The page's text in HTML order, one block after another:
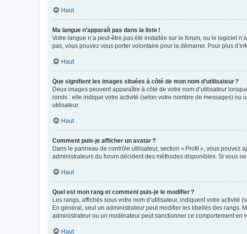
Haut
Ma langue n’apparaît pas dans la liste !
Votre langue n’a peut-être pas été installée sur le forum, ou le logiciel
pas, vous pouvez vous porter volontaire pour la démarrer. Pour plus
Haut
Que signifient les images situées à côté de mon nom d’utilisateur ?
Deux images peuvent apparaître à côté de votre nom d’utilisateur
ronds : elle indique votre activité (selon votre nombre de messages) ou
utilisateur.
Haut
Comment puis-je afficher un avatar ?
Dans le panneau de contrôle utilisateur, section « Profil », vous pouvez
administrateurs du forum décident des méthodes disponibles. Si vous
Haut
Quel est mon rang et comment puis-je le modifier ?
Les rangs, affichés sous votre nom d’utilisateur, indiquent votre
En général, seul un administrateur peut modifier les libellés des rangs.
administrateur ou un modérateur peut sanctionner ce comportement en
Haut